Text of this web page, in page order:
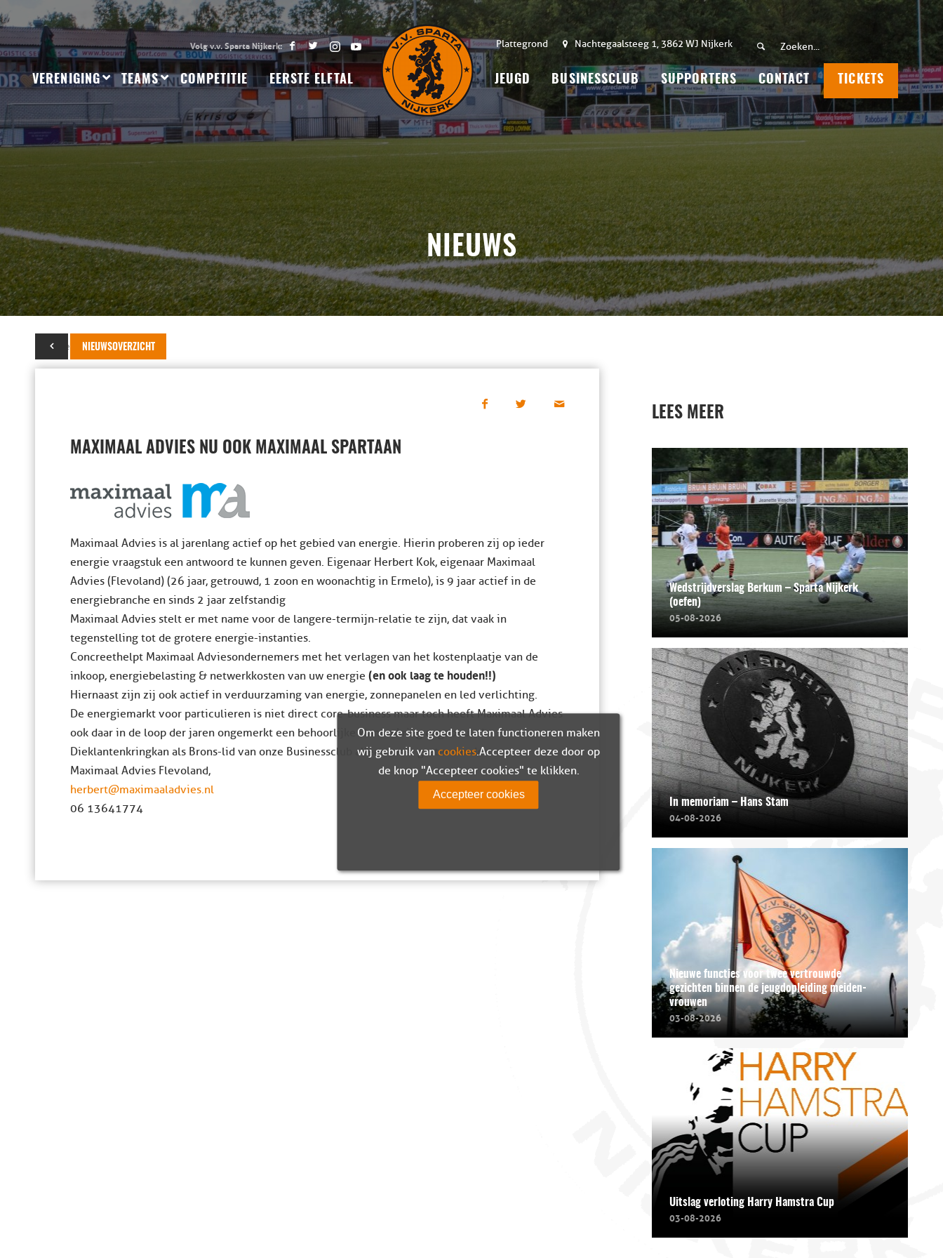
Plattegrond Nachtegaalsteeg 1, 3862 WJ Nijkerk
VERENIGING TEAMS COMPETITIE EERSTE ELFTAL JEUGD BUSINESSCLUB SUPPORTERS CONTACT TICKETS
NIEUWS
NIEUWSOVERZICHT
03 november 2019
MAXIMAAL ADVIES NU OOK MAXIMAAL SPARTAAN
Maximaal Advies is al jarenlang actief op het gebied van energie. Hierin proberen zij op ieder
energie vraagstuk een antwoord te kunnen geven. Eigenaar Herbert Kok, eigenaar Maximaal
Advies (Flevoland) (26 jaar, getrouwd, 1 zoon en woonachtig in Ermelo), is 9 jaar actief in de
energiebranche en sinds 2 jaar zelfstandig
Maximaal Advies stelt er met name voor de langere-termijn-relatie te zijn, dat vaak in
tegenstelling tot de grotere energie-instanties.
Concreet helpt Maximaal Advies ondernemers met het verlagen van het kostenplaatje van de
inkoop, energiebelasting & netwerkkosten van uw energie (en ook laag te houden!!)
Hiernaast zijn zij ook actief in verduurzaming van energie, zonnepanelen en led verlichting.
De energiemarkt voor particulieren is niet direct core-business maar toch heeft Maximaal Advies
ook daar in de loop der jaren ongemerkt een behoorlijke klantenkring opgebouwd.
Die klantenkring kan als Brons-lid van onze Businessclub alleen maar groter worden.
Maximaal Advies Flevoland,
herbert@maximaaladvies.nl
06 13641774
LEES MEER
Wedstrijdverslag Berkum – Sparta Nijkerk
(oefen)
05-08-2026
In memoriam – Hans Stam
04-08-2026
Nieuwe functies voor twee vertrouwde
gezichten binnen de jeugdopleiding meiden-
vrouwen
03-08-2026
Uitslag verloting Harry Hamstra Cup
03-08-2026
Om deze site goed te laten functioneren maken
wij gebruik van cookies. Accepteer deze door op
de knop "Accepteer cookies" te klikken.
Accepteer cookies